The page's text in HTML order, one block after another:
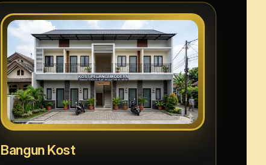
Bangun Kost